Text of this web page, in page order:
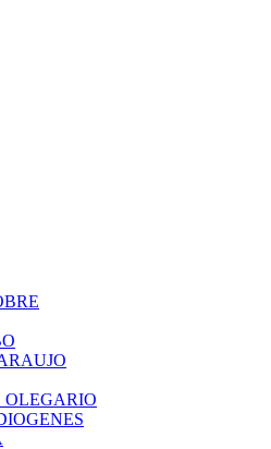
OLEGARIO